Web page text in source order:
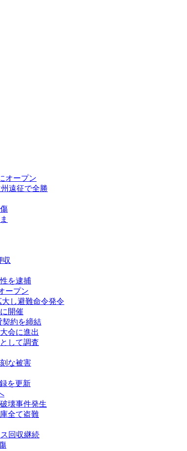
オープン
遠征で全勝
収
を逮捕
ープン
し避難命令発令
開催
契約を締結
会に進出
して調査
な被害
を更新
壊事件発生
全て盗難
回収継続